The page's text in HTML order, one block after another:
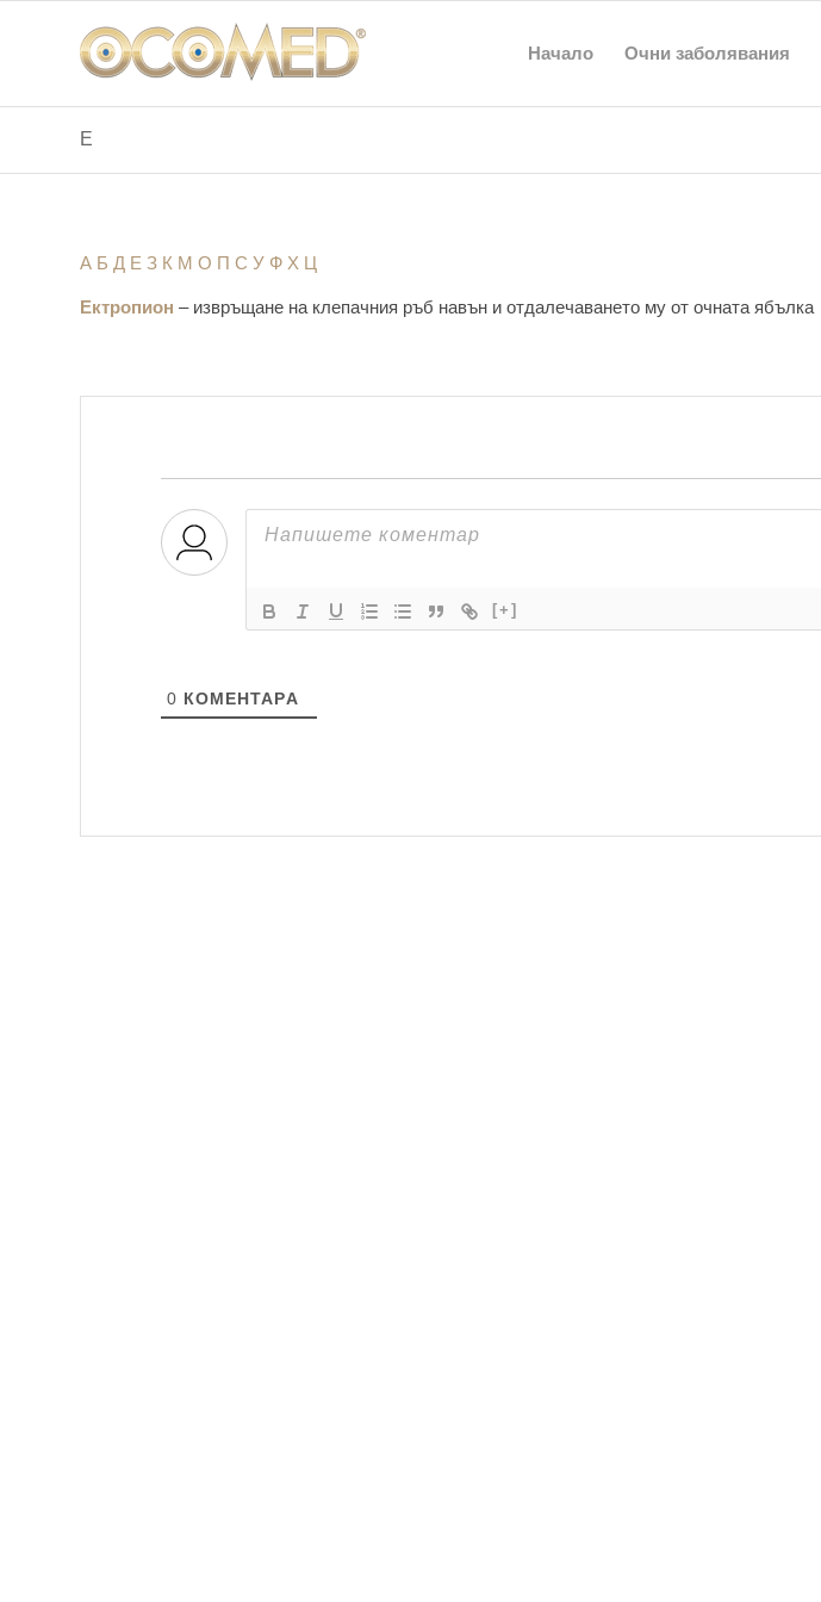
Начало Очни заболявания
Е
А Б Д Е З К М O П С У Ф Х Ц
Ектропион – извръщане на клепачния ръб навън и отдалечаването му от очната ябълка
[+]
0 КОМЕНТАРA